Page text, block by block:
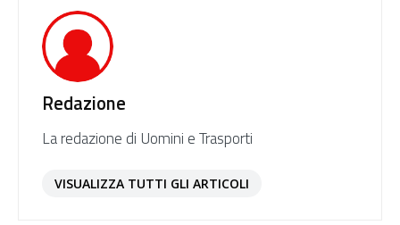
Redazione
La redazione di Uomini e Trasporti
VISUALIZZA TUTTI GLI ARTICOLI